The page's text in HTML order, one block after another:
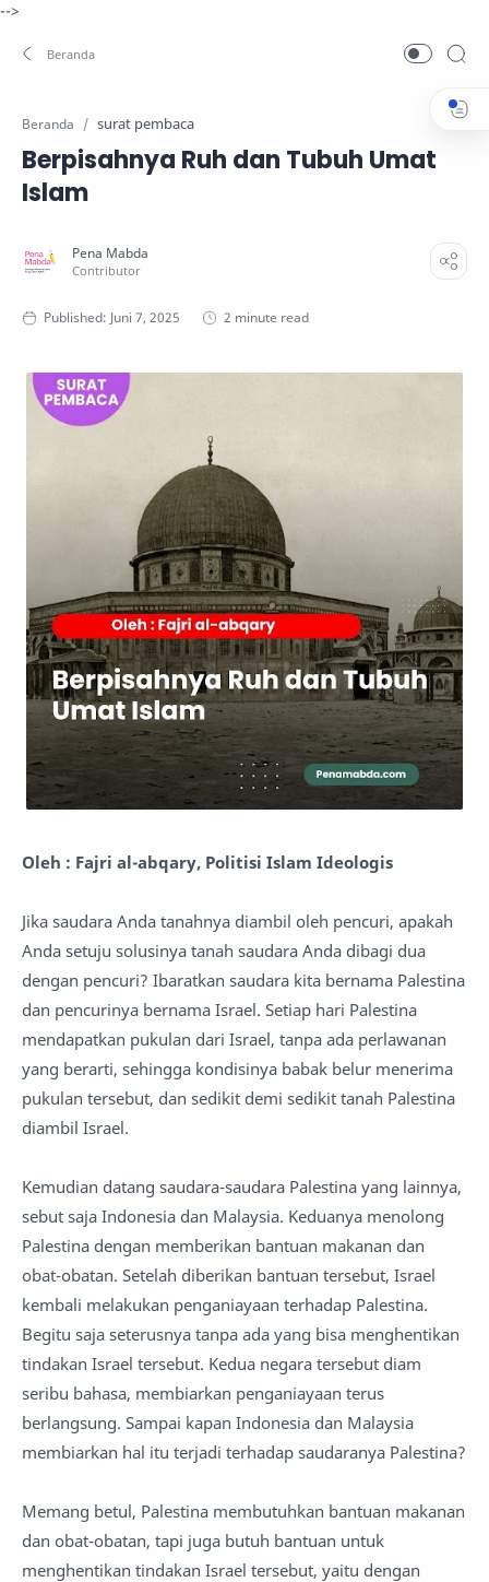
-->
Beranda surat pembaca
Berpisahnya Ruh dan Tubuh Umat
Islam
2 minute read
Oleh : Fajri al-abqary, Politisi Islam Ideologis
Jika saudara Anda tanahnya diambil oleh pencuri, apakah
Anda setuju solusinya tanah saudara Anda dibagi dua
dengan pencuri? Ibaratkan saudara kita bernama Palestina
dan pencurinya bernama Israel. Setiap hari Palestina
mendapatkan pukulan dari Israel, tanpa ada perlawanan
yang berarti, sehingga kondisinya babak belur menerima
pukulan tersebut, dan sedikit demi sedikit tanah Palestina
diambil Israel.
Kemudian datang saudara-saudara Palestina yang lainnya,
sebut saja Indonesia dan Malaysia. Keduanya menolong
Palestina dengan memberikan bantuan makanan dan
obat-obatan. Setelah diberikan bantuan tersebut, Israel
kembali melakukan penganiayaan terhadap Palestina.
Begitu saja seterusnya tanpa ada yang bisa menghentikan
tindakan Israel tersebut. Kedua negara tersebut diam
seribu bahasa, membiarkan penganiayaan terus
berlangsung. Sampai kapan Indonesia dan Malaysia
membiarkan hal itu terjadi terhadap saudaranya Palestina?
Memang betul, Palestina membutuhkan bantuan makanan
dan obat-obatan, tapi juga butuh bantuan untuk
menghentikan tindakan Israel tersebut, yaitu dengan